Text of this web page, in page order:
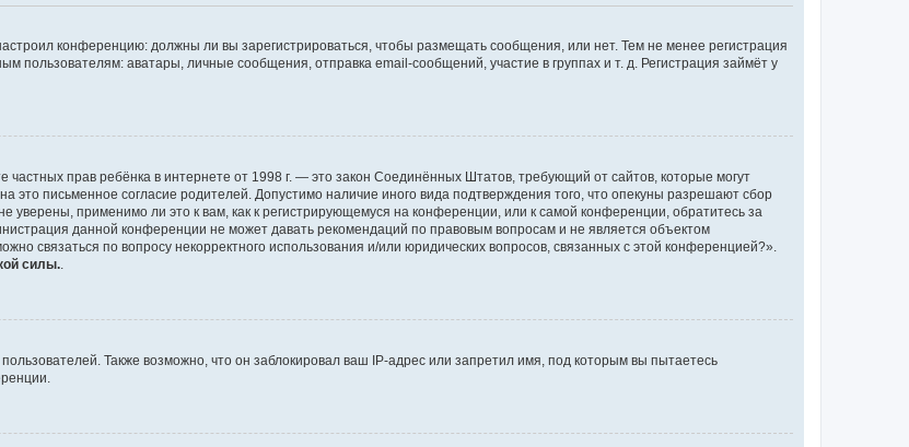
конференцию: должны ли вы зарегистрироваться, чтобы размещать сообщения, или нет. Тем не менее регистрация
пользователям: аватары, личные сообщения, отправка email-сообщений, участие в группах и т. д. Регистрация займёт у
частных прав ребёнка в интернете от 1998 г. — это закон Соединённых Штатов, требующий от сайтов, которые могут
письменное согласие родителей. Допустимо наличие иного вида подтверждения того, что опекуны разрешают сбор
применимо ли это к вам, как к регистрирующемуся на конференции, или к самой конференции, обратитесь за
данной конференции не может давать рекомендаций по правовым вопросам и не является объектом
связаться по вопросу некорректного использования и/или юридических вопросов, связанных с этой конференцией?».
силы.
Также возможно, что он заблокировал ваш IP-адрес или запретил имя, под которым вы пытаетесь